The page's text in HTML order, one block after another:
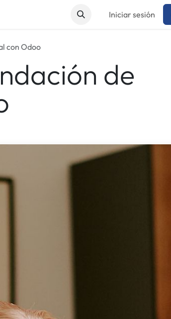
Iniciar sesión
con Odoo
de